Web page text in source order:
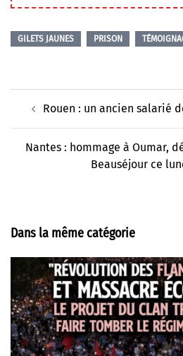
GILETS JAUNES PRISON
d’articleRouen : un ancien salarié
Nantes : hommage à Oumar,
Beauséjour ce
Dans la même catégorie